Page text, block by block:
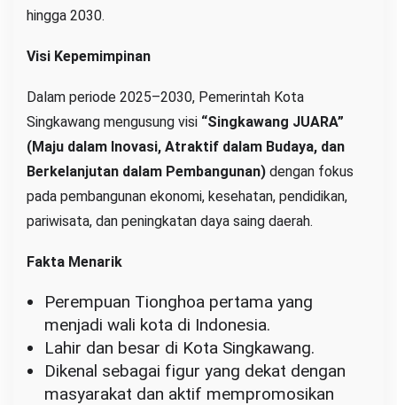
hingga 2030.
Visi Kepemimpinan
Dalam periode 2025–2030, Pemerintah Kota
Singkawang mengusung visi “Singkawang JUARA”
(Maju dalam Inovasi, Atraktif dalam Budaya, dan
Berkelanjutan dalam Pembangunan) dengan fokus
pada pembangunan ekonomi, kesehatan, pendidikan,
pariwisata, dan peningkatan daya saing daerah.
Fakta Menarik
Perempuan Tionghoa pertama yang
menjadi wali kota di Indonesia.
Lahir dan besar di Kota Singkawang.
Dikenal sebagai figur yang dekat dengan
masyarakat dan aktif mempromosikan